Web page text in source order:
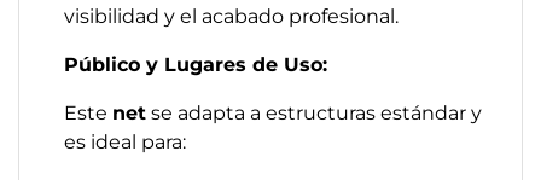
visibilidad y el acabado profesional.
Público y Lugares de Uso:
Este net se adapta a estructuras estándar y
es ideal para: